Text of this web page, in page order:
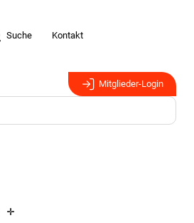
Suche Kontakt
Mitglieder-Login